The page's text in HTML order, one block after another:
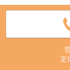
定